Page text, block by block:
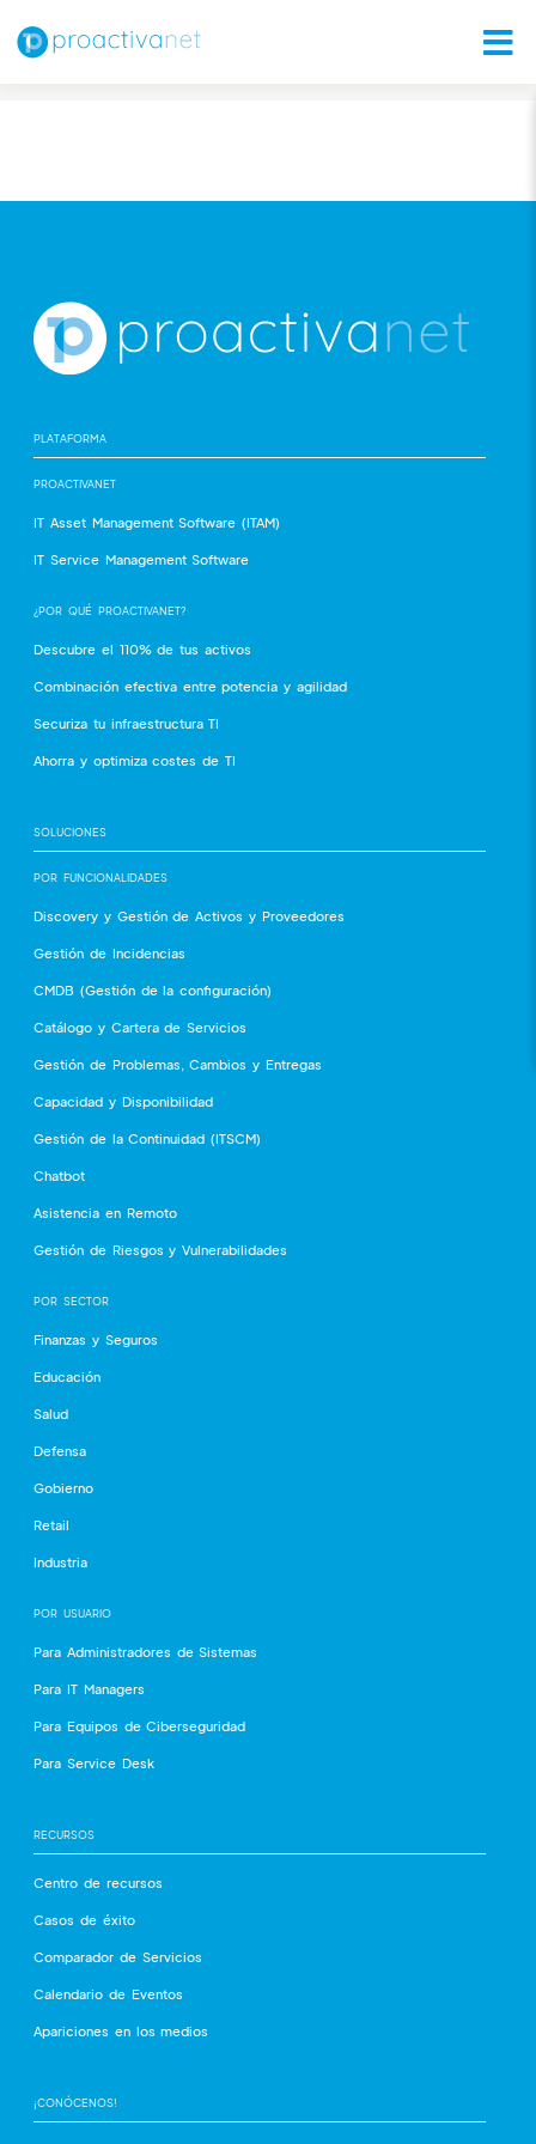
PLATAFORMA
PROACTIVANET
IT Asset Management Software (ITAM)
IT Service Management Software
¿POR QUÉ PROACTIVANET?
Descubre el 110% de tus activos
Combinación efectiva entre potencia y agilidad
Securiza tu infraestructura TI
Ahorra y optimiza costes de TI
SOLUCIONES
POR FUNCIONALIDADES
Discovery y Gestión de Activos y Proveedores
Gestión de Incidencias
CMDB (Gestión de la configuración)
Catálogo y Cartera de Servicios
Gestión de Problemas, Cambios y Entregas
Capacidad y Disponibilidad
Gestión de la Continuidad (ITSCM)
Chatbot
Asistencia en Remoto
Gestión de Riesgos y Vulnerabilidades
POR SECTOR
Finanzas y Seguros
Educación
Salud
Defensa
Gobierno
Retail
Industria
POR USUARIO
Para Administradores de Sistemas
Para IT Managers
Para Equipos de Ciberseguridad
Para Service Desk
RECURSOS
Centro de recursos
Casos de éxito
Comparador de Servicios
Calendario de Eventos
Apariciones en los medios
¡CONÓCENOS!